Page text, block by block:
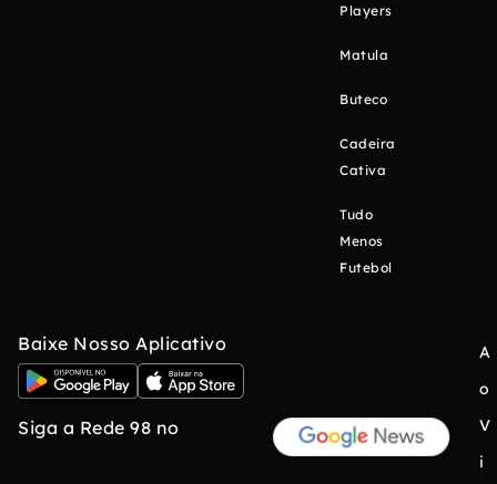
Players
Matula
Buteco
Cadeira
Cativa
Tudo
Menos
Futebol
Baixe Nosso Aplicativo
Siga a Rede 98 no
A
o
V
i